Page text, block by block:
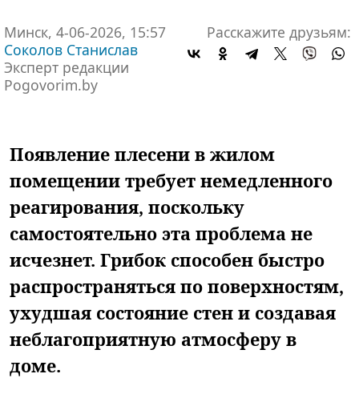
Минск, 4-06-2026, 15:57
Соколов Станислав
Эксперт редакции
Pogovorim.by
Расскажите друзьям:
Появление плесени в жилом
помещении требует немедленного
реагирования, поскольку
самостоятельно эта проблема не
исчезнет. Грибок способен быстро
распространяться по поверхностям,
ухудшая состояние стен и создавая
неблагоприятную атмосферу в
доме.